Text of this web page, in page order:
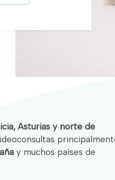
Asturias y norte de
y muchos países de